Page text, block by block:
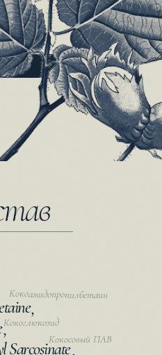
840 ₽
Кокоамидопропилбетаин
Кокоглюкозид
Кокосовый ПАВ
,
,
,
Sarcosinate